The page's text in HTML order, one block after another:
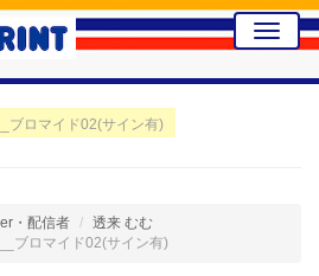
Toggle
ブロマイド02(サイン有)
・配信者
透来 むむ
ブロマイド02(サイン有)